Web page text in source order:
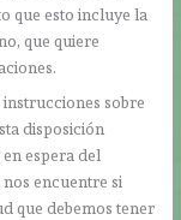
que esto incluye la
que quiere
sobre
disposición
espera del
encuentre si
que debemos tener